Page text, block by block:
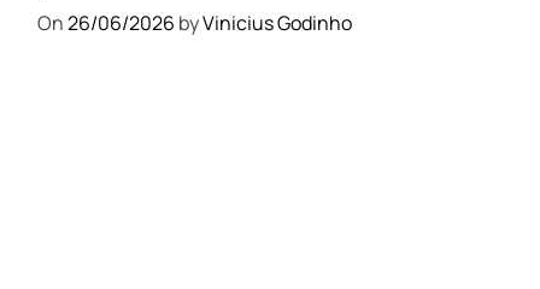
On26/06/2026 byVinicius Godinho